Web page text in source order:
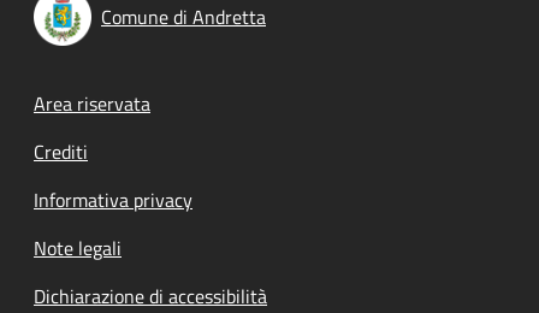
Comune di Andretta
Footer menu
Area riservata
Crediti
Informativa privacy
Note legali
Dichiarazione di accessibilità